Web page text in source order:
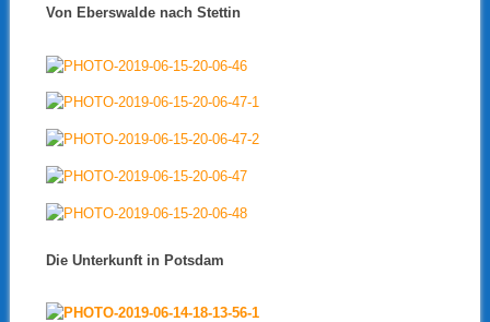
Von Eberswalde nach Stettin
Die Unterkunft in Potsdam